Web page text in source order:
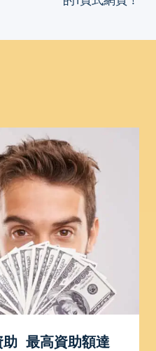
助 最高資助額達